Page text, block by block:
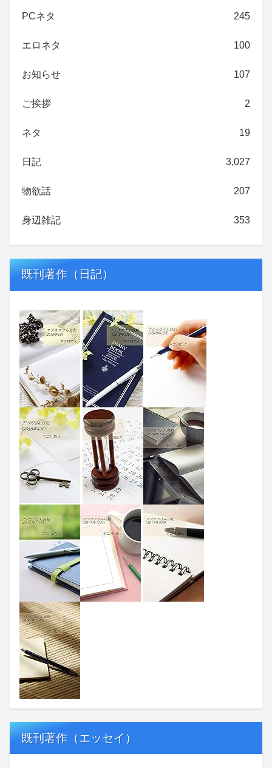
PCネタ 245
エロネタ 100
お知らせ 107
ご挨拶 2
ネタ 19
日記 3,027
物欲話 207
身辺雑記 353
既刊著作（日記）
既刊著作（エッセイ）